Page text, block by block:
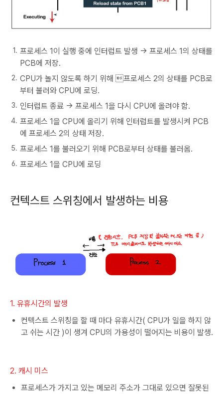
프로세스 1이 실행 중에 인터럽트 발생 -> 프로세스 1의 상태를
PCB에 저장.
CPU가 놀지 않도록 하기 위해 프로세스 2의 상태를 PCB로
부터 불러와 CPU에 로딩.
인터럽트 종료 -> 프로세스 1을 다시 CPU에 올려야 함.
프로세스 1을 CPU에 올리기 위해 인터럽트를 발생시켜 PCB
에 프로세스 2의 상태 저장.
프로세스 1를 불러오기 위해 PCB로부터 상태를 불러옴.
프로세스 1을 CPU에 로딩
컨텍스트 스위칭에서 발생하는 비용
1. 유휴시간의 발생
컨텍스트 스위칭을 할 때 마다 유휴시간( CPU가 일을 하지 않
고 쉬는 시간 )이 생겨 CPU의 가용성이 떨어지는 비용이 발생.
2. 캐시 미스
프로세스가 가지고 있는 메모리 주소가 그대로 있으면 잘못된